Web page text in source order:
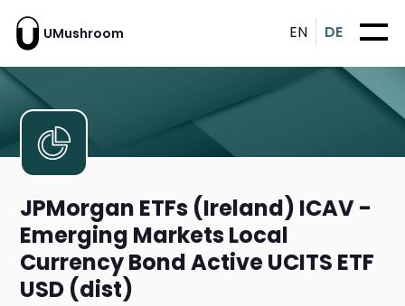
UMushroom EN DE
JPMorgan ETFs (Ireland) ICAV -
Emerging Markets Local
Currency Bond Active UCITS ETF
USD (dist)